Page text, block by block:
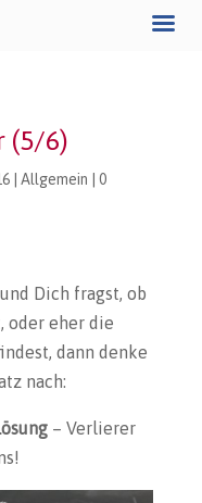
(5/6)
| Allgemein
0
Dich fragst, ob
oder eher die
dann denke
nach:
– Verlierer